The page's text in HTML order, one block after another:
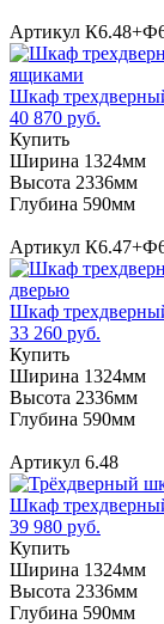
Артикул
Шкаф
40 870 руб.
Купить
Ширина 1324мм
Высота 2336мм
Глубина 590мм
Артикул
Шкаф
33 260 руб.
Купить
Ширина 1324мм
Высота 2336мм
Глубина 590мм
Артикул 6.48
Шкаф
39 980 руб.
Купить
Ширина 1324мм
Высота 2336мм
Глубина 590мм